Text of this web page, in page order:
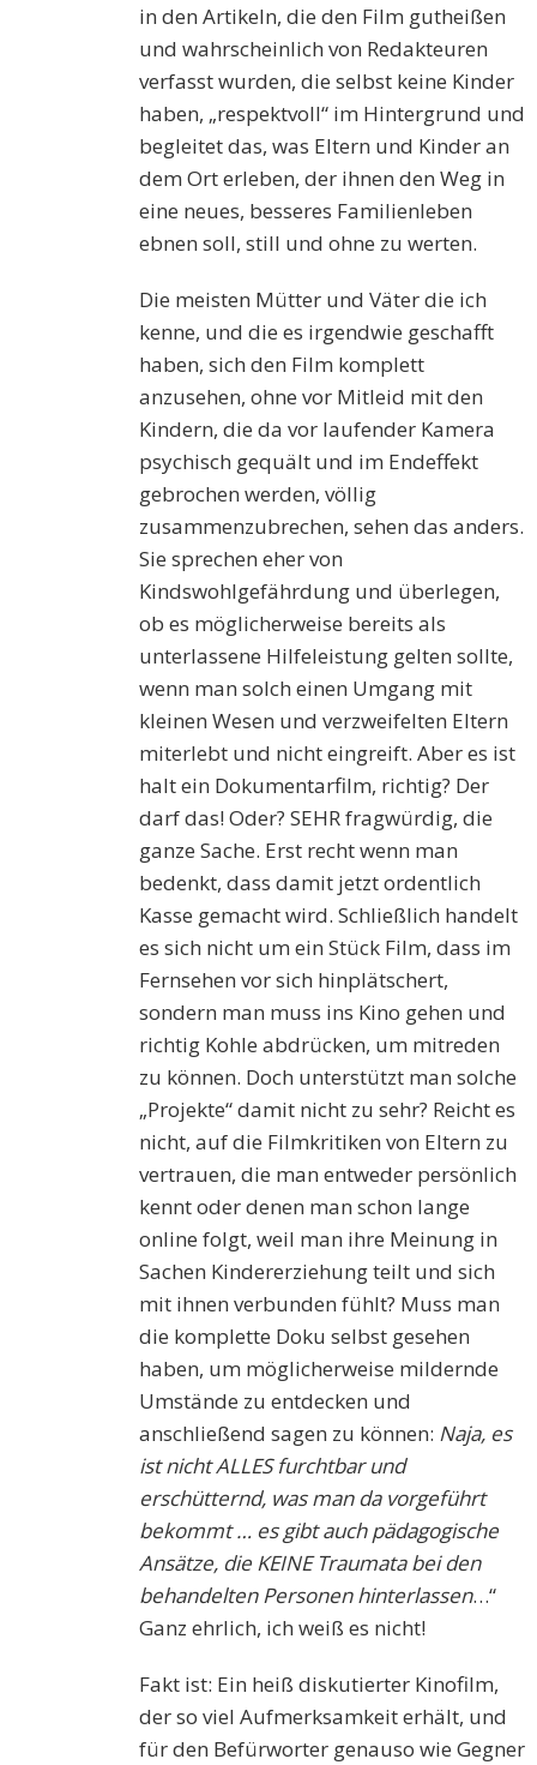
in den Artikeln, die den Film gutheißen
und wahrscheinlich von Redakteuren
verfasst wurden, die selbst keine Kinder
haben, „respektvoll“ im Hintergrund und
begleitet das, was Eltern und Kinder an
dem Ort erleben, der ihnen den Weg in
eine neues, besseres Familienleben
ebnen soll, still und ohne zu werten.
Die meisten Mütter und Väter die ich
kenne, und die es irgendwie geschafft
haben, sich den Film komplett
anzusehen, ohne vor Mitleid mit den
Kindern, die da vor laufender Kamera
psychisch gequält und im Endeffekt
gebrochen werden, völlig
zusammenzubrechen, sehen das anders.
Sie sprechen eher von
Kindswohlgefährdung und überlegen,
ob es möglicherweise bereits als
unterlassene Hilfeleistung gelten sollte,
wenn man solch einen Umgang mit
kleinen Wesen und verzweifelten Eltern
miterlebt und nicht eingreift. Aber es ist
halt ein Dokumentarfilm, richtig? Der
darf das! Oder? SEHR fragwürdig, die
ganze Sache. Erst recht wenn man
bedenkt, dass damit jetzt ordentlich
Kasse gemacht wird. Schließlich handelt
es sich nicht um ein Stück Film, dass im
Fernsehen vor sich hinplätschert,
sondern man muss ins Kino gehen und
richtig Kohle abdrücken, um mitreden
zu können. Doch unterstützt man solche
„Projekte“ damit nicht zu sehr? Reicht es
nicht, auf die Filmkritiken von Eltern zu
vertrauen, die man entweder persönlich
kennt oder denen man schon lange
online folgt, weil man ihre Meinung in
Sachen Kindererziehung teilt und sich
mit ihnen verbunden fühlt? Muss man
die komplette Doku selbst gesehen
haben, um möglicherweise mildernde
Umstände zu entdecken und
anschließend sagen zu können: Naja, es
ist nicht ALLES furchtbar und
erschütternd, was man da vorgeführt
bekommt … es gibt auch pädagogische
Ansätze, die KEINE Traumata bei den
behandelten Personen hinterlassen…“
Ganz ehrlich, ich weiß es nicht!
Fakt ist: Ein heiß diskutierter Kinofilm,
der so viel Aufmerksamkeit erhält, und
für den Befürworter genauso wie Gegner